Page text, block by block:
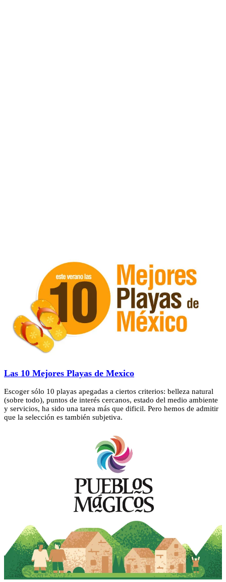
Las 10 Mejores Playas de Mexico
Escoger sólo 10 playas apegadas a ciertos criterios: belleza natural
(sobre todo), puntos de interés cercanos, estado del medio ambiente
y servicios, ha sido una tarea más que dificil. Pero hemos de admitir
que la selección es también subjetiva.